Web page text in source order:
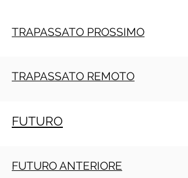
TRAPASSATO PROSSIMO
TRAPASSATO REMOTO
FUTURO
FUTURO ANTERIORE